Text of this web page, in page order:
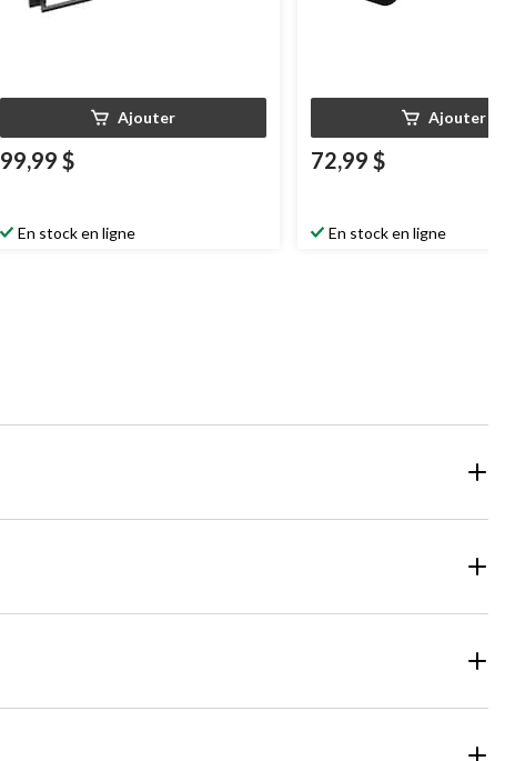
Ajouter
99,99 $
En stock en ligne
Ajouter
72,99 $
En stock en ligne